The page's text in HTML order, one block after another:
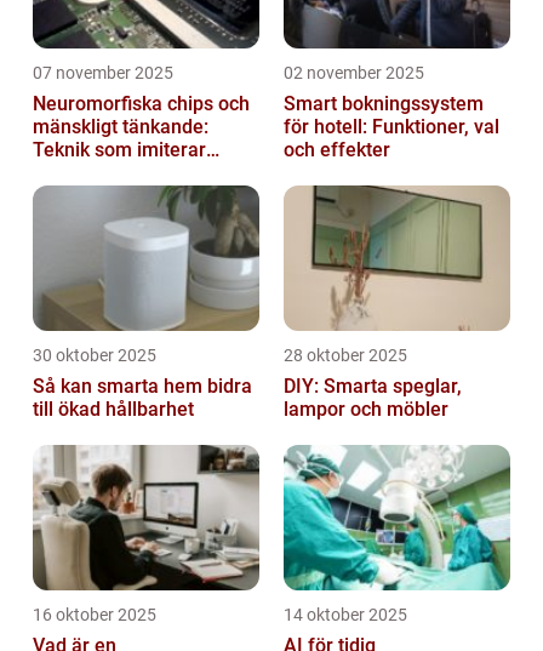
07 november 2025
Neuromorfiska chips och
mänskligt tänkande:
Teknik som imiterar
02 november 2025
Smart bokningssystem
för hotell: Funktioner, val
och effekter
30 oktober 2025
Så kan smarta hem bidra
till ökad hållbarhet
28 oktober 2025
DIY: Smarta speglar,
lampor och möbler
16 oktober 2025
Vad är en
14 oktober 2025
AI för tidig